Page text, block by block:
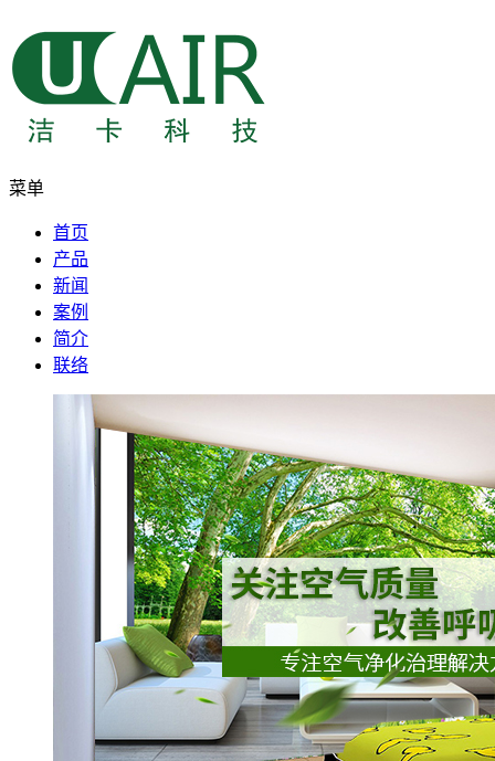
菜单
首页
产品
新闻
案例
简介
联络